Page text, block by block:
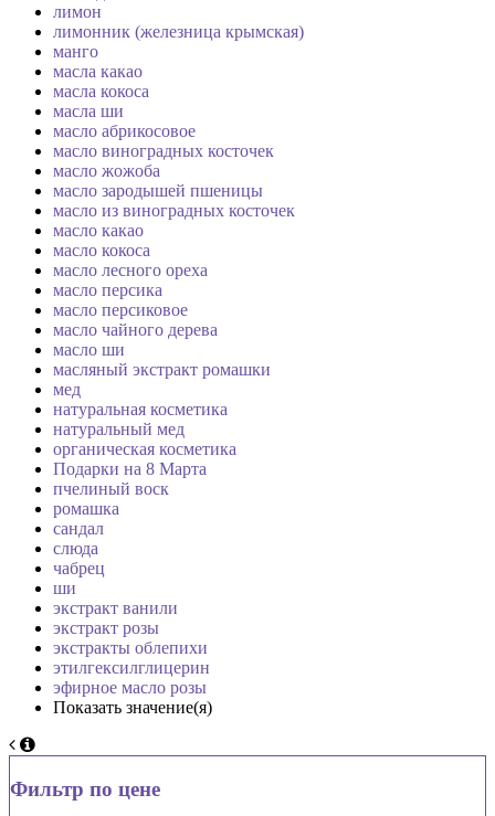
лимон
лимонник (железница крымская)
манго
масла какао
масла кокоса
масла ши
масло абрикосовое
масло виноградных косточек
масло жожоба
масло зародышей пшеницы
масло из виноградных косточек
масло какао
масло кокоса
масло лесного ореха
масло персика
масло персиковое
масло чайного дерева
масло ши
масляный экстракт ромашки
мед
натуральная косметика
натуральный мед
органическая косметика
Подарки на 8 Марта
пчелиный воск
ромашка
сандал
слюда
чабрец
ши
экстракт ванили
экстракт розы
экстракты облепихи
этилгексилглицерин
эфирное масло розы
Показать значение(я)
Фильтр по цене